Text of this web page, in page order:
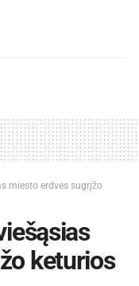
miesto erdves sugrįžo
keturios